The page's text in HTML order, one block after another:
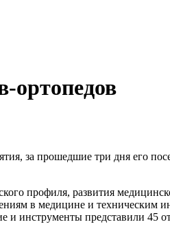
ортопедов
за прошедшие три дня его
профиля, развития
в медицине и техническим
инструменты представили 45